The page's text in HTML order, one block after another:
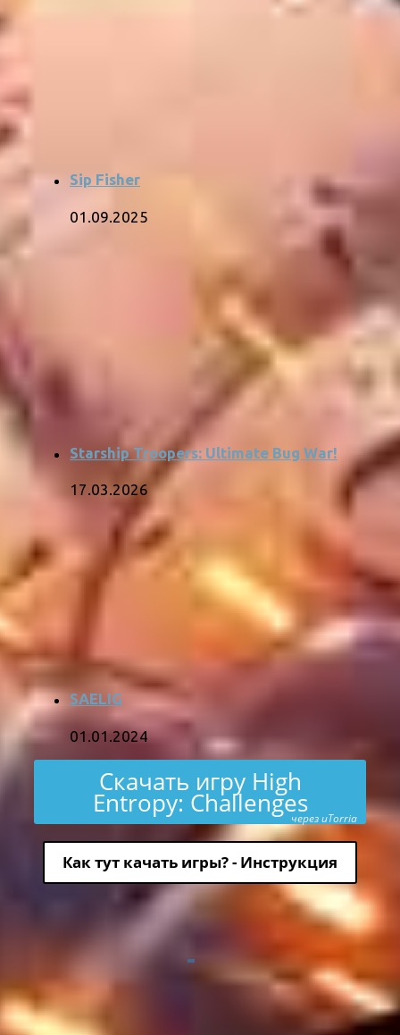
Sip Fisher
01.09.2025
Starship Troopers: Ultimate Bug War!
17.03.2026
SAELIG
01.01.2024
Скачать игру High
Entropy: Challengesчерез uTorria
Как тут качать игры? - Инструкция